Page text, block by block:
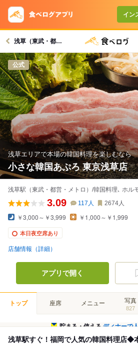
イン
浅草（東武・都営・メトロ）駅グルメへ
公式
浅草エリアで本場の韓国料理を楽しむなら
小さな韓国あぷろ 東京浅草店
浅草駅（東武・都営・メトロ）/韓国料理､ ホル
3.09 117 人 2674人
￥3,000～￥3,999 ￥1,000～￥1,999
本日夜空席あり
店舗情報（詳細）
アプリで開く
トップ 座席 メニュー 写真
827
貯まる・使えるディナーで
浅草駅すぐ！福岡で人気の韓国料理店◆
コースで使えるク
戻る
クーポンを利用せず予